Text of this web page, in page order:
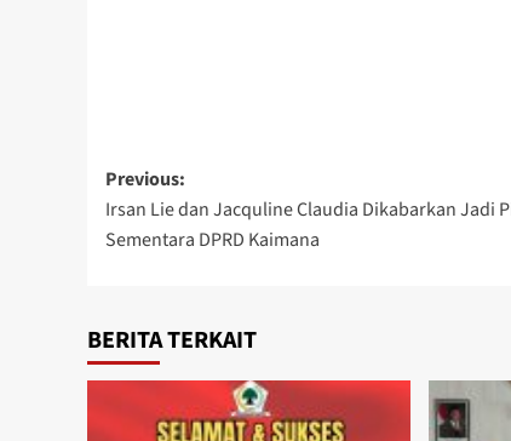
Post
navigation
Previous:
Irsan Lie dan Jacquline Claudia Dikabarkan Jadi
Sementara DPRD Kaimana
BERITA TERKAIT